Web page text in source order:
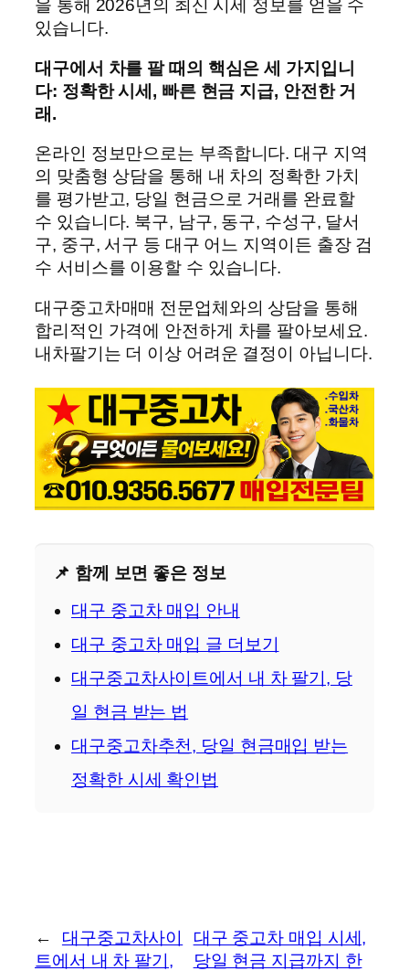
을 통해 2026년의 최신 시세 정보를 얻을 수
있습니다.
대구에서 차를 팔 때의 핵심은 세 가지입니
다: 정확한 시세, 빠른 현금 지급, 안전한 거
래.
온라인 정보만으로는 부족합니다. 대구 지역
의 맞춤형 상담을 통해 내 차의 정확한 가치
를 평가받고, 당일 현금으로 거래를 완료할
수 있습니다. 북구, 남구, 동구, 수성구, 달서
구, 중구, 서구 등 대구 어느 지역이든 출장 검
수 서비스를 이용할 수 있습니다.
대구중고차매매 전문업체와의 상담을 통해
합리적인 가격에 안전하게 차를 팔아보세요.
내차팔기는 더 이상 어려운 결정이 아닙니다.
📌 함께 보면 좋은 정보
대구 중고차 매입 안내
대구 중고차 매입 글 더보기
대구중고차사이트에서 내 차 팔기, 당
일 현금 받는 법
대구중고차추천, 당일 현금매입 받는
정확한 시세 확인법
←
대구중고차사이
트에서 내 차 팔기,
대구 중고차 매입 시세,
당일 현금 지급까지 한